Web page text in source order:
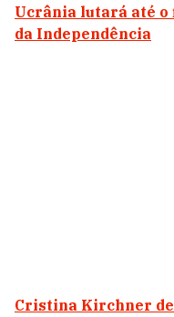
Ucrânia lutará até o
da Independência
Cristina Kirchner